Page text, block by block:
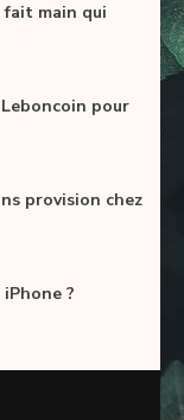
fait main qui
pour
provision chez
?